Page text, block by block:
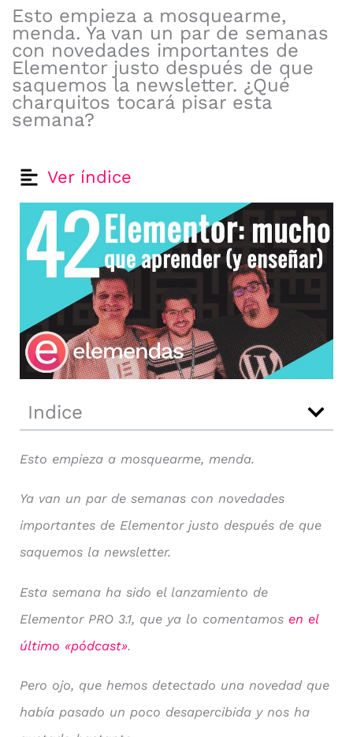
Esto empieza a mosquearme,
menda. Ya van un par de semanas
con novedades importantes de
Elementor justo después de que
saquemos la newsletter. ¿Qué
charquitos tocará pisar esta
semana?
Ver índice
Indice
Esto empieza a mosquearme, menda.
Ya van un par de semanas con novedades
importantes de Elementor justo después de que
saquemos la newsletter.
Esta semana ha sido el lanzamiento de
Elementor PRO 3.1, que ya lo comentamos en el
último «pódcast».
Pero ojo, que hemos detectado una novedad que
había pasado un poco desapercibida y nos ha